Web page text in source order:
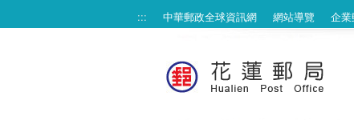
::: 中華郵政全球資訊網 網站導覽 企業